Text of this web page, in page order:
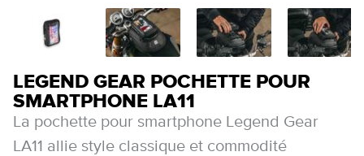
LEGEND GEAR POCHETTE POUR
SMARTPHONE LA11
La pochette pour smartphone Legend Gear
LA11 allie style classique et commodité